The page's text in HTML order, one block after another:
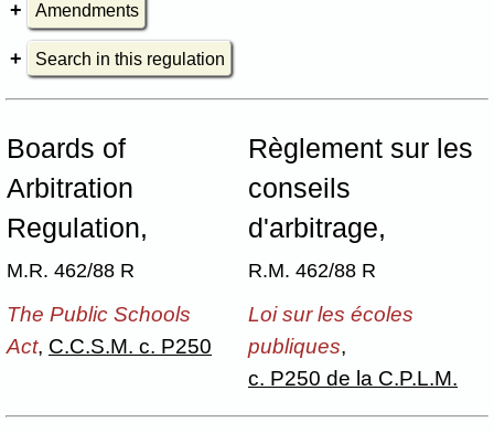
Amendments
Search in this regulation
Boards of
Arbitration
Regulation,
M.R. 462/88 R
Règlement sur les
conseils
d'arbitrage,
R.M. 462/88 R
The Public Schools
Act, C.C.S.M. c. P250
Loi sur les écoles
publiques,
c. P250 de la C.P.L.M.